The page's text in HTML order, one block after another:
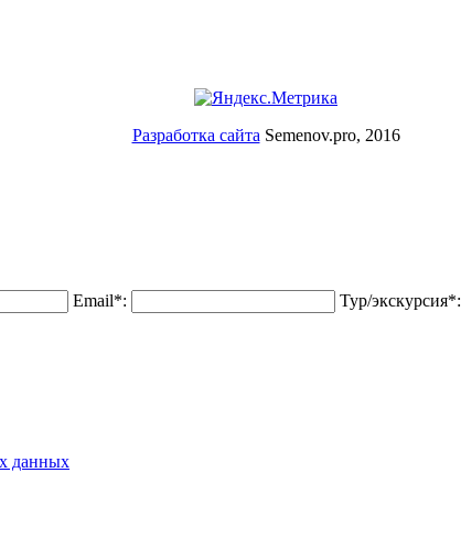
Разработка сайта Semenov.pro, 2016
Email*: Тур/экскурсия*:
данных